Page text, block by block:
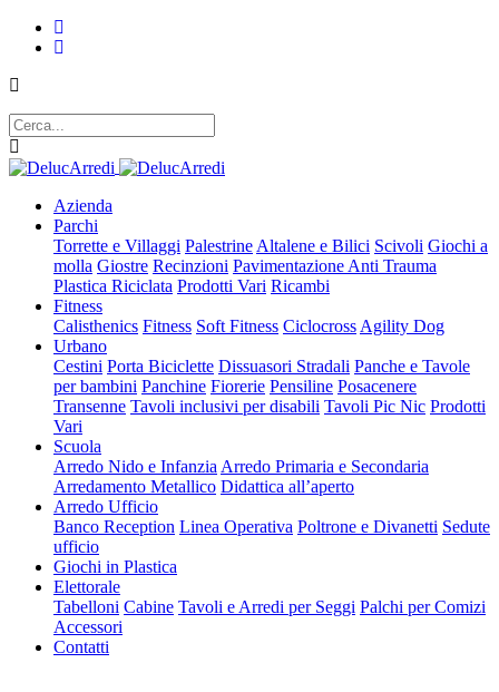
Azienda
Parchi
Torrette e Villaggi Palestrine Altalene e Bilici Scivoli Giochi a
molla Giostre Recinzioni Pavimentazione Anti Trauma
Plastica Riciclata Prodotti Vari Ricambi
Fitness
Calisthenics Fitness Soft Fitness Ciclocross Agility Dog
Urbano
Cestini Porta Biciclette Dissuasori Stradali Panche e Tavole
per bambini Panchine Fiorerie Pensiline Posacenere
Transenne Tavoli inclusivi per disabili Tavoli Pic Nic Prodotti
Vari
Scuola
Arredo Nido e Infanzia Arredo Primaria e Secondaria
Arredamento Metallico Didattica all’aperto
Arredo Ufficio
Banco Reception Linea Operativa Poltrone e Divanetti Sedute
ufficio
Giochi in Plastica
Elettorale
Tabelloni Cabine Tavoli e Arredi per Seggi Palchi per Comizi
Accessori
Contatti